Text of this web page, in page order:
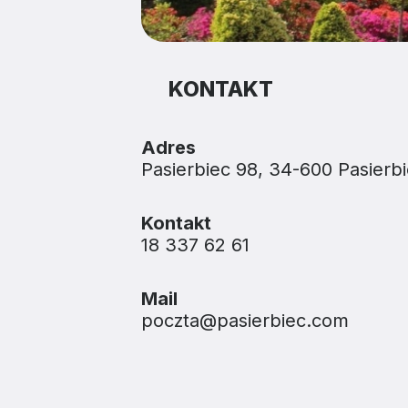
KONTAKT
Adres
Pasierbiec 98, 34-600
Kontakt
18 337 62 61
Mail
poczta@pasierbiec.com